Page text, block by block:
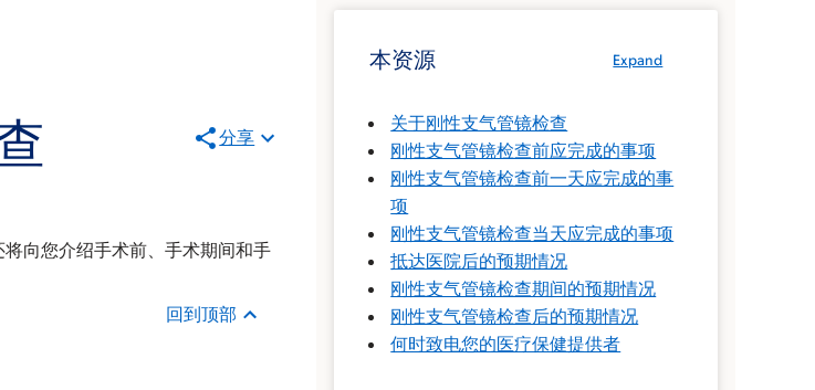
分享
向您介绍手术前、手术期间和手
回到顶部
Expand
本资源
关于刚性支气管镜检查
刚性支气管镜检查前应完成的事项
刚性支气管镜检查前一天应完成的事
项
刚性支气管镜检查当天应完成的事项
抵达医院后的预期情况
刚性支气管镜检查期间的预期情况
刚性支气管镜检查后的预期情况
何时致电您的医疗保健提供者